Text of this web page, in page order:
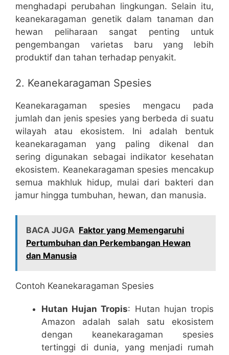
menghadapi perubahan lingkungan. Selain itu,
keanekaragaman genetik dalam tanaman dan
hewan peliharaan sangat penting untuk
pengembangan varietas baru yang lebih
produktif dan tahan terhadap penyakit.
2. Keanekaragaman Spesies
Keanekaragaman spesies mengacu pada
jumlah dan jenis spesies yang berbeda di suatu
wilayah atau ekosistem. Ini adalah bentuk
keanekaragaman yang paling dikenal dan
sering digunakan sebagai indikator kesehatan
ekosistem. Keanekaragaman spesies mencakup
semua makhluk hidup, mulai dari bakteri dan
jamur hingga tumbuhan, hewan, dan manusia.
BACA JUGA Faktor yang Memengaruhi
Pertumbuhan dan Perkembangan Hewan
dan Manusia
Contoh Keanekaragaman Spesies
Hutan Hujan Tropis: Hutan hujan tropis
Amazon adalah salah satu ekosistem
dengan keanekaragaman spesies
tertinggi di dunia, yang menjadi rumah